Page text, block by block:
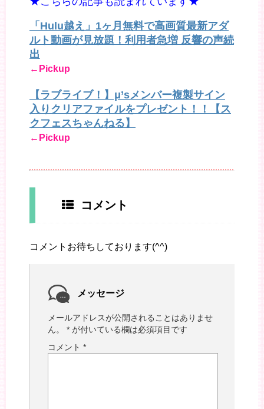
「Hulu越え」1ヶ月無料で高画質最新アダ
ルト動画が見放題！利用者急増 反響の声続
出
←Pickup
【ラブライブ！】μ’sメンバー複製サイン
入りクリアファイルをプレゼント！！【ス
クフェスちゃんねる】
←Pickup
コメント
コメントお待ちしております(^^)
メッセージ
メールアドレスが公開されることはありませ
ん。
* が付いている欄は必須項目です
コメント *